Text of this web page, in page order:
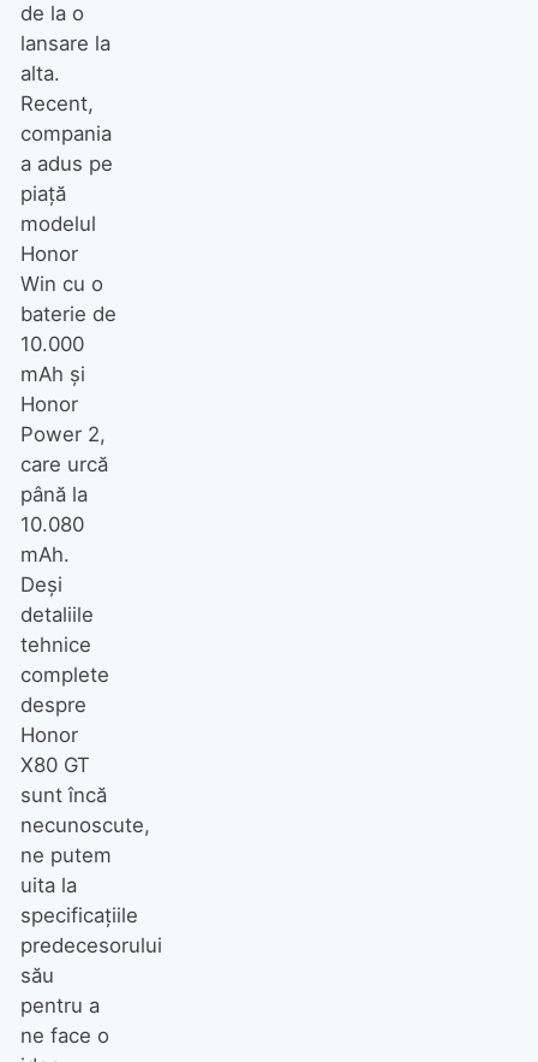
de la o
lansare la
alta.
Recent,
compania
a adus pe
piață
modelul
Honor
Win cu o
baterie de
10.000
mAh și
Honor
Power 2,
care urcă
până la
10.080
mAh.
Deși
detaliile
tehnice
complete
despre
Honor
X80 GT
sunt încă
necunoscute,
ne putem
uita la
specificațiile
predecesorului
său
pentru a
ne face o